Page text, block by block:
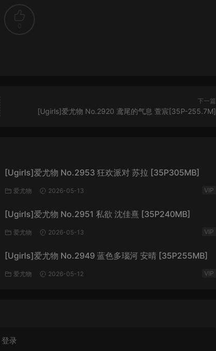
下一篇
[Ugirls]爱尤物 No.2920 鸢尾的气息 萱宸[35P-255.7M]
[Ugirls]爱尤物 No.2953 狂欢派对 苏拉 [35P305MB]
爱尤物 2026-05-13 VIP
[Ugirls]爱尤物 No.2951 私欲 沈佳熹 [35P240MB]
爱尤物 2026-05-13 VIP
[Ugirls]爱尤物 No.2949 蓝色多瑙河 安晴 [35P255MB]
爱尤物 2026-05-12 VIP
登录